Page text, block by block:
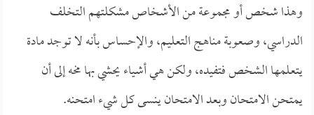
وهذا شخص أو مجموعة من الأشخاص مشكلتهم التخلف
الدراسي، وصعوبة مناهج التعليم، والإحساس بأنه لا توجد مادة
يتعلمها الشخص فتفيده، ولكن هي أشياء يحشي بها مخه إلى أن
يمتحن الامتحان وبعد الامتحان ينسى كل شيء امتحنه.